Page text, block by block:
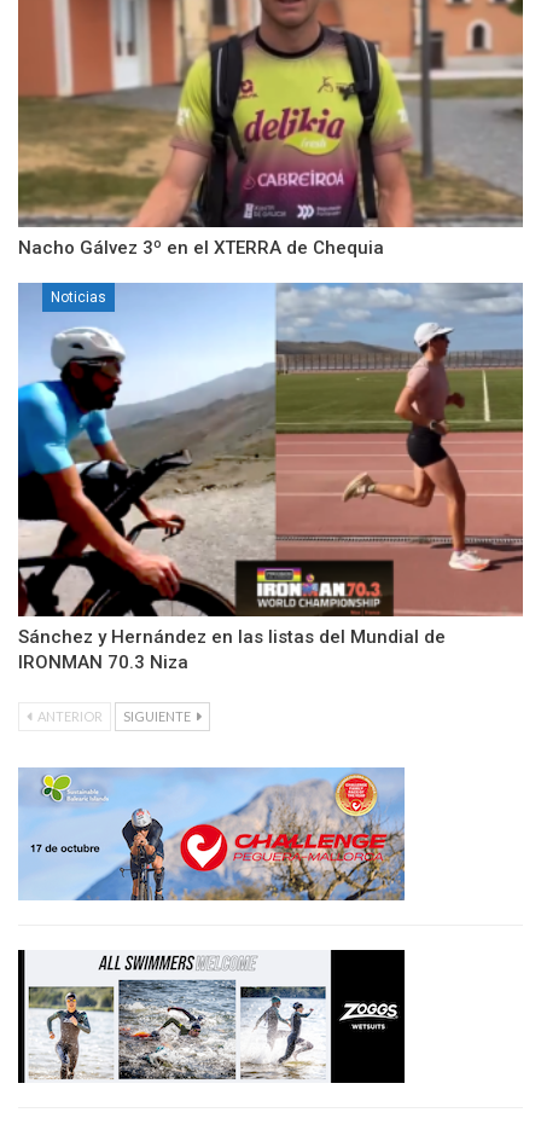
Nacho Gálvez 3º en el XTERRA de Chequia
Noticias
Sánchez y Hernández en las listas del Mundial de
IRONMAN 70.3 Niza
ANTERIOR SIGUIENTE